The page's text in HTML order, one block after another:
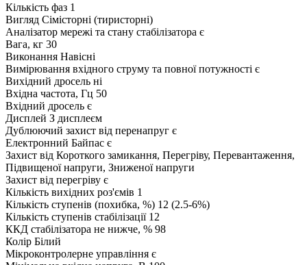
Кількість фаз 1
Вигляд Сімісторні (тиристорні)
Аналізатор мережі та стану стабілізатора є
Вага, кг 30
Виконання Навісні
Вимірювання вхідного струму та повної потужності є
Вихідний дросель ні
Вхідна частота, Гц 50
Вхідний дросель є
Дисплей З дисплеєм
Дублюючий захист від перенапруг є
Електронний Байпас є
Захист від Короткого замикання, Перегріву, Перевантаження,
Підвищеної напруги, Зниженої напруги
Захист від перегріву є
Кількість вихідних роз'ємів 1
Кількість ступенів (похибка, %) 12 (2.5-6%)
Кількість ступенів стабілізації 12
ККД стабілізатора не нижче, % 98
Колір Білий
Мікроконтролерне управління є